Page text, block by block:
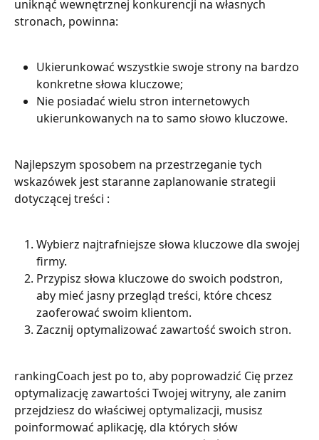
uniknąć wewnętrznej konkurencji na własnych
stronach, powinna:
Ukierunkować wszystkie swoje strony na bardzo
konkretne słowa kluczowe;
Nie posiadać wielu stron internetowych
ukierunkowanych na to samo słowo kluczowe.
Najlepszym sposobem na przestrzeganie tych
wskazówek jest staranne zaplanowanie strategii
dotyczącej treści :
Wybierz najtrafniejsze słowa kluczowe dla swojej
firmy.
Przypisz słowa kluczowe do swoich podstron,
aby mieć jasny przegląd treści, które chcesz
zaoferować swoim klientom.
Zacznij optymalizować zawartość swoich stron.
rankingCoach jest po to, aby poprowadzić Cię przez
optymalizację zawartości Twojej witryny, ale zanim
przejdziesz do właściwej optymalizacji, musisz
poinformować aplikację, dla których słów